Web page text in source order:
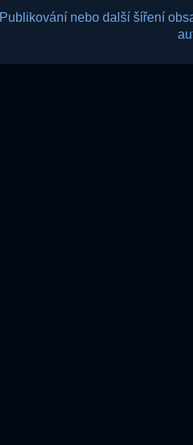
Publikování nebo další šíření